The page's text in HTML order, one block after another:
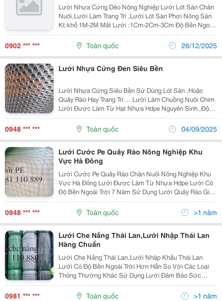
Lưới Nhựa Cứng Dẻo Nông Nghiệp Lưới Lót Sàn Chăn
Nuôi,Lưới Làm Trang Trí ,Lưới Lót Sàn Phơi Nông Sản
Kt:khổ 1M-2M Mắt Lưới :1Cm-2Cm-3Cm Độ Bền Ngoài
Trời 7 Năm Liên Hệ :0981 110 889
0902 *** *** Toàn quốc 26/12/2025
Lưới Nhựa Cứng Đen Siêu Bền
Lưới Nhựa Cứng Siêu Bền Sử Dùng Lót Sàn ,Hoặc
Quây Rào Hay Trang Trí ... Lưới Làm Chuồng Nuôi Chim
Lưới Được Làm Từ Hạt Nhựa Hdpe Nguyên Sinh ,Độ
Bền Cao Kt:khổ 1M-2M Mắt Lưới :1Cm-2Cm-3Cm Độ
Bền Ngoài Trời 7 Năm Liên Hệ : 0981 110
0948 *** *** Toàn quốc 04/09/2025
Lưới Cước Pe Quây Rào Nông Nghiệp Khu
Vực Hà Đông
Lưới Cước Pe Quây Rào Chăn Nuôi Nông Nghiệp Khu
Vực Hà Đông Lưới Được Làm Từ Nhựa Hdpe Lưới Có
Độ Bền Ngoài Trời 7 Năm Sử Dụng Lưới Quây Rào Giúp
Gia Cầm Vật Nuôi Khỏi Bay Mất Ra Khỏi Khu Vực Quy
Định Và Rào Vườn Thuận Lợi Mắt Lưới 3Mm-8M
0948 *** *** Toàn quốc >1 năm
Lưới Che Nắng Thái Lan,Lưới Nhập Thái Lan
Hàng Chuẩn
Lưới Che Nắng Thái Lan,Lưới Nhập Khẩu Thái Lan
Lưới Có Độ Bền Ngoài Trời Hơn Hẳn So Với Các Loại
Thông Thường Khác Sử Dụng Lưới Đảm Bảo Sức
Khỏe Cho Mỗi Người Đồng Thời Tạo Cảnh Quan Thiên
Nhiên Có Tính Thẩm Mỹ Cao Kt:4M X50M,2Mx100M
0981 *** *** Toàn quốc >1 năm